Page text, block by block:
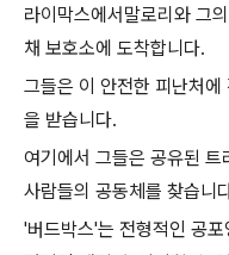
라이막스에서말로리와 그
채 보호소에 도착합니다.
그들은 이 안전한 피난처
을 받습니다.
여기에서 그들은 공유된
사람들의 공동체를 찾습니
'버드박스'는 전형적인 공